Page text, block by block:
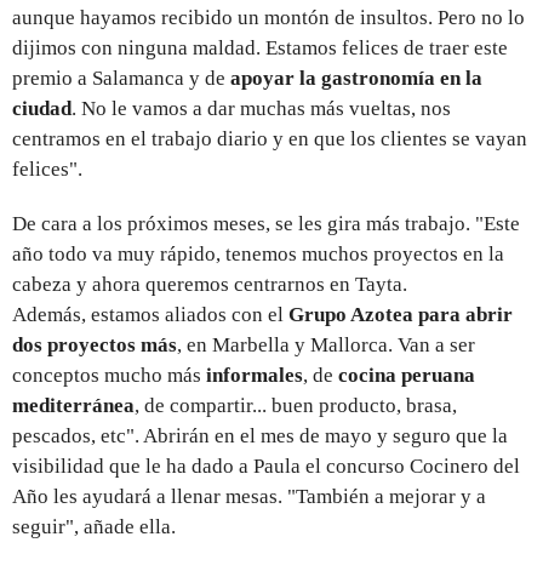
aunque hayamos recibido un montón de insultos. Pero no lo
dijimos con ninguna maldad. Estamos felices de traer este
premio a Salamanca y de apoyar la gastronomía en la
ciudad. No le vamos a dar muchas más vueltas, nos
centramos en el trabajo diario y en que los clientes se vayan
felices".
De cara a los próximos meses, se les gira más trabajo. "Este
año todo va muy rápido, tenemos muchos proyectos en la
cabeza y ahora queremos centrarnos en Tayta.
Además, estamos aliados con el Grupo Azotea para abrir
dos proyectos más, en Marbella y Mallorca. Van a ser
conceptos mucho más informales, de cocina peruana
mediterránea, de compartir... buen producto, brasa,
pescados, etc". Abrirán en el mes de mayo y seguro que la
visibilidad que le ha dado a Paula el concurso Cocinero del
Año les ayudará a llenar mesas. "También a mejorar y a
seguir", añade ella.